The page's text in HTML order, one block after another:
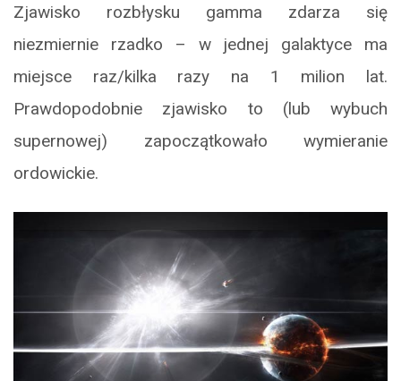
Zjawisko rozbłysku gamma zdarza się
niezmiernie rzadko – w jednej galaktyce ma
miejsce raz/kilka razy na 1 milion lat.
Prawdopodobnie zjawisko to (lub wybuch
supernowej) zapoczątkowało wymieranie
ordowickie.